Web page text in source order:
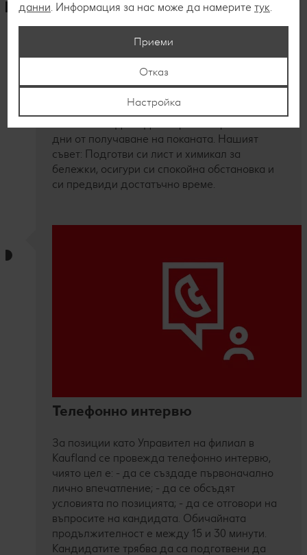
Онлайн тест
След като кандидатурата бъде одобрена,
оценява когнитивни способности и включва
Продължителността е около 30 минути.
дни от получаване на поканата. Нашият
съвет: Подготви си лист и химикал за
бележки, осигури си спокойна обстановка и
си предвиди достатъчно време.
Телефонно интервю
За позиции като Управител на филиал в
Kaufland се провежда телефонно интервю,
чиято цел е: - да се създаде първоначално
лично впечатление; - да се обсъдят
условията по позицията; - да се отговори на
въпросите на кандидата. Обичайната
продължителност е между 15 и 30 минути.
Кандидатите трябва да са подготвени да
данни. Информация за нас може да намерите тук.
Отказ
Приеми
Настройка